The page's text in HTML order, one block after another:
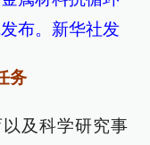
布。新华社发
务
及科学研究事